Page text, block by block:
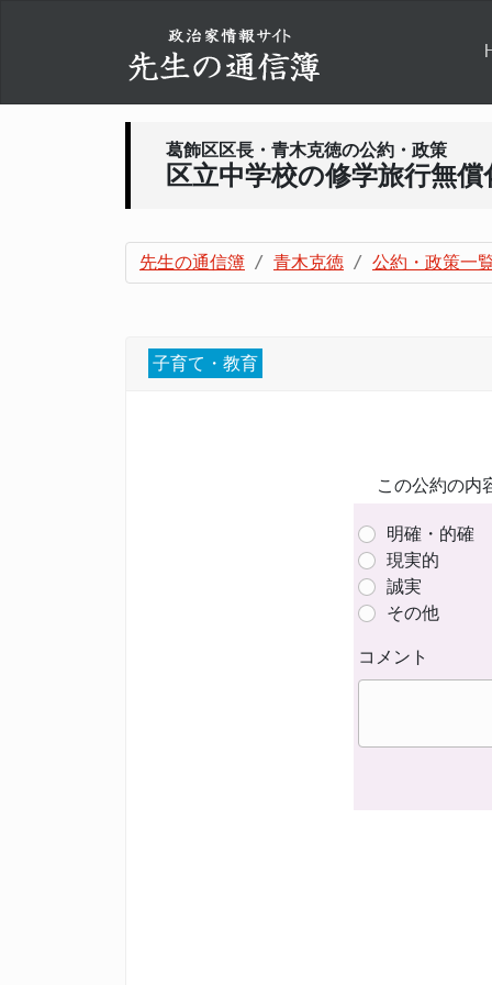
葛飾区区長・青木克徳の公約・政策
区立中学校の修学旅行無償
先生の通信簿 青木克徳 公約・政策一
子育て・教育
この公約の内
明確・的確
現実的
誠実
その他
コメント